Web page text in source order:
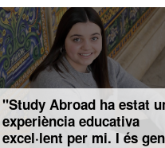
nova
"Study Abroad ha estat
experiència educativa
excel·lent per mi. I és